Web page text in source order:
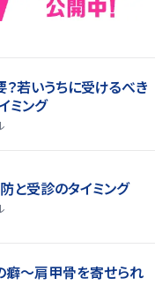
若いうちに受けるべき
ミング
と受診のタイミング
癖～肩甲骨を寄せられ